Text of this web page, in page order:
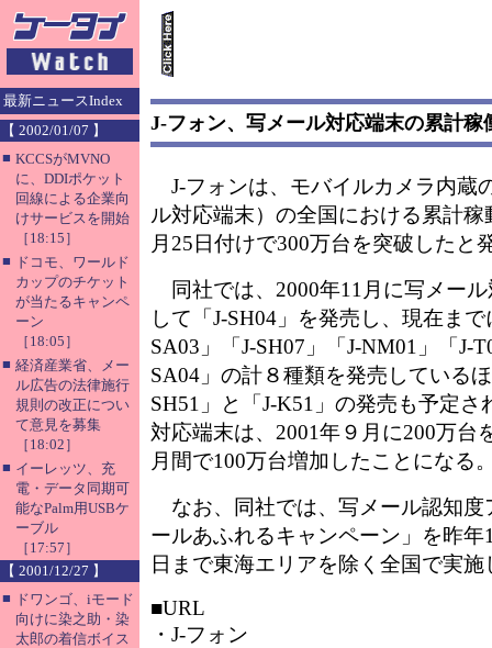
最新ニュースIndex
【 2002/01/07 】
■ KCCSがMVNO
に、DDIポケット
回線による企業向
けサービスを開始
［18:15］
■ ドコモ、ワールド
カップのチケット
が当たるキャンペ
ーン
［18:05］
■ 経済産業省、メー
ル広告の法律施行
規則の改正につい
て意見を募集
［18:02］
■ イーレッツ、充
電・データ同期可
能なPalm用USBケ
ーブル
［17:57］
【 2001/12/27 】
■ ドワンゴ、iモード
向けに染之助・染
太郎の着信ボイス
J-フォン、写メール対応端末の累計稼
J-フォンは、モバイルカメラ内蔵
ル対応端末）の全国における累計稼
月25日付けで300万台を突破したと
同社では、2000年11月に写メー
して「J-SH04」を発売し、現在まで
SA03」「J-SH07」「J-NM01」「J-
SA04」の計８種類を発売している
SH51」と「J-K51」の発売も予定さ
対応端末は、2001年９月に200万台
月間で100万台増加したことになる
なお、同社では、写メール認知度
ールあふれるキャンペーン」を昨年
日まで東海エリアを除く全国で実施
■URL
・J-フォン